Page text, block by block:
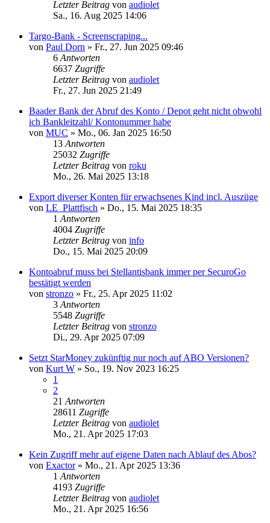
Letzter Beitrag von audiolet
Sa., 16. Aug 2025 14:06
Targo-Bank - Screenscraping...
von Paul Dorn » Fr., 27. Jun 2025 09:46
6 Antworten
6637 Zugriffe
Letzter Beitrag von audiolet
Fr., 27. Jun 2025 21:49
Baader Bank der Abruf des Konto / Depot geht nicht obwohl
ich Bankleitzahl/ Kontonummer habe
von MUC » Mo., 06. Jan 2025 16:50
13 Antworten
25032 Zugriffe
Letzter Beitrag von roku
Mo., 26. Mai 2025 13:18
Export diverser Konten für erwachsenes Kind incl. Auszüge
von LE_Plattfisch » Do., 15. Mai 2025 18:35
1 Antworten
4004 Zugriffe
Letzter Beitrag von info
Do., 15. Mai 2025 20:09
Kontoabruf muss bei Stellantisbank immer per SecuroGo
bestätigt werden
von stronzo » Fr., 25. Apr 2025 11:02
3 Antworten
5548 Zugriffe
Letzter Beitrag von stronzo
Di., 29. Apr 2025 07:09
Setzt StarMoney zukünftig nur noch auf ABO Versionen?
von Kurt W » So., 19. Nov 2023 16:25
1
2
21 Antworten
28611 Zugriffe
Letzter Beitrag von audiolet
Mo., 21. Apr 2025 17:03
Kein Zugriff mehr auf eigene Daten nach Ablauf des Abos?
von Exactor» Mo., 21. Apr 2025 13:36
1 Antworten
4193 Zugriffe
Letzter Beitrag von audiolet
Mo., 21. Apr 2025 16:56